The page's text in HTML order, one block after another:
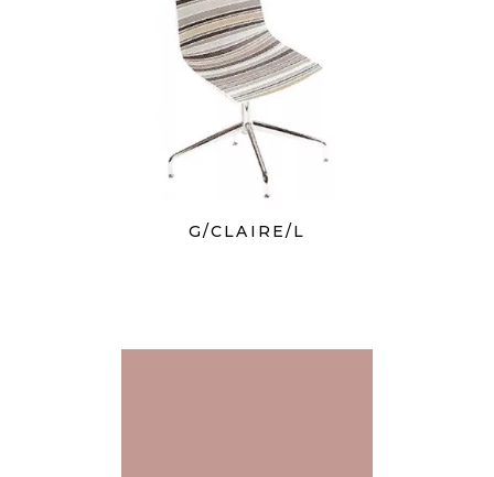
G/CLAIRE/L